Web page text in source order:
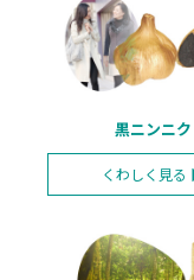
黒ニンニク
くわしく 見